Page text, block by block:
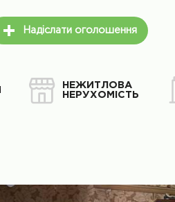
Надіслати оголошення
НЕЖИТЛОВА
НЕРУХОМІСТЬ